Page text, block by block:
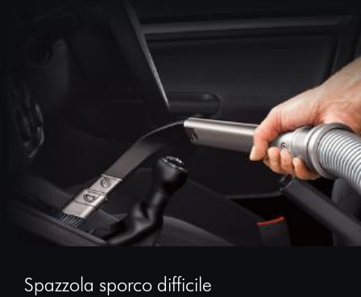
Spazzola sporco difficile